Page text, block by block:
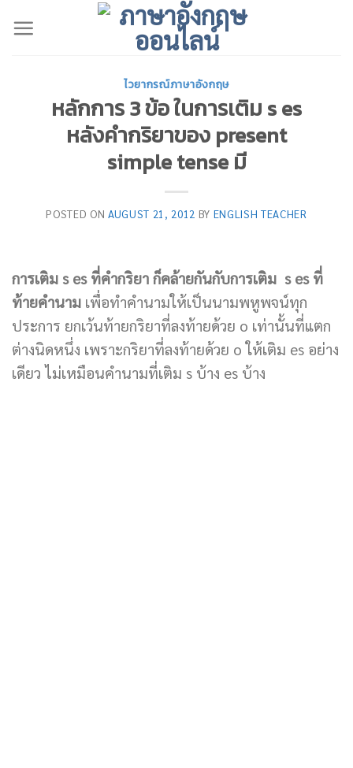
ไวยากรณ์ภาษาอังกฤษ
หลักการ 3 ข้อ ในการเติม s es
หลังคำกริยาของ present
simple tense มี
POSTED ON AUGUST 21, 2012 BY ENGLISH TEACHER
การเติม s es ที่คำกริยา ก็คล้ายกันกับการเติม s es ที่
ท้ายคำนาม เพื่อทำคำนามให้เป็นนามพหูพจน์ทุก
ประการ ยกเว้นท้ายกริยาที่ลงท้ายด้วย o เท่านั้นที่แตก
ต่างนิดหนึ่ง เพราะกริยาที่ลงท้ายด้วย o ให้เติม es อย่าง
เดียว ไม่เหมือนคำนามที่เติม s บ้าง es บ้าง